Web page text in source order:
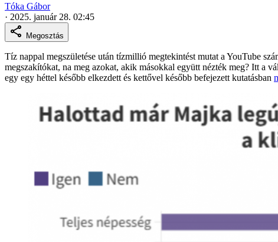
Tóka Gábor
· 2025. január 28. 02:45
Megosztás
Tíz nappal megszületése után tízmillió megtekintést mutat a YouTube
megszakítókat, na meg azokat, akik másokkal együtt nézték meg? Itt a
egy egy héttel később elkezdett és kettővel később befejezett kutatásban